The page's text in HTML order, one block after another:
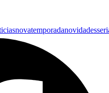
novatemporadanovidades